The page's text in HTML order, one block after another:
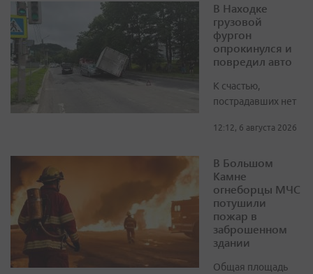
В Находке
грузовой
фургон
опрокинулся и
повредил авто
К счастью,
пострадавших нет
12:12, 6 августа 2026
В Большом
Камне
огнеборцы МЧС
потушили
пожар в
заброшенном
здании
Общая площадь